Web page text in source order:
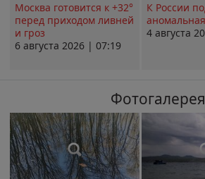
Москва готовится к +32°
перед приходом ливней
и гроз
6 августа 2026 | 07:19
К России
4 августа
Фотогалерея